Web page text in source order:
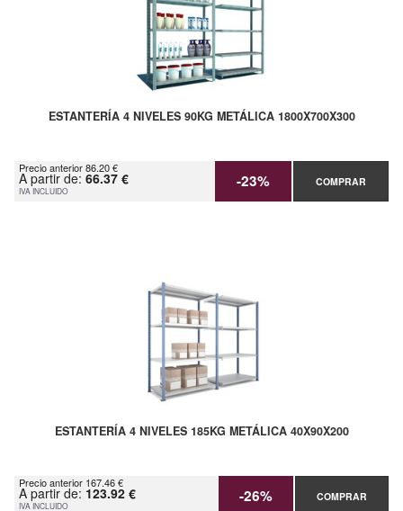
ESTANTERÍA 4 NIVELES 90KG METÁLICA 1800X700X300
Precio anterior 86.20 €
A partir de: 66.37 €
IVA INCLUIDO -23% COMPRAR
ESTANTERÍA 4 NIVELES 185KG METÁLICA 40X90X200
Precio anterior 167.46 €
A partir de: 123.92 €
IVA INCLUIDO -26% COMPRAR